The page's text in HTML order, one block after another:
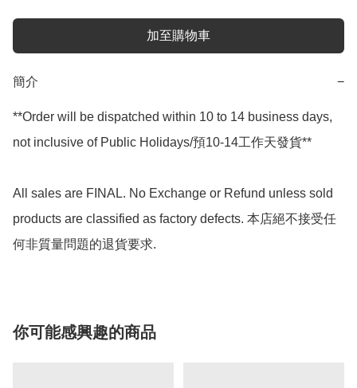
加至購物車
簡介 −
**Order will be dispatched within 10 to 14 business days,
not inclusive of Public Holidays/預10-14工作天發貨**
All sales are FINAL. No Exchange or Refund unless sold
products are classified as factory defects. 本店絕不接受任
何非質量問題的退貨要求.
你可能感興趣的商品